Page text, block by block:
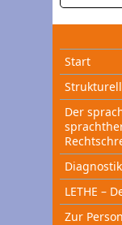
Start
Der
LETHE –
Zur Person